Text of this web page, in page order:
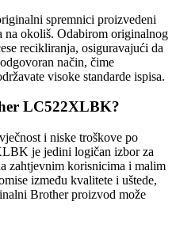
spremnici proizvedeni
na okoliš. Odabirom originalnog
recikliranja, osiguravajući da
način, čime
visoke standarde ispisa.
LC522XLBK?
i niske troškove po
je jedini logičan izbor za
zahtjevnim korisnicima i malim
između kvalitete i uštede,
Brother proizvod može